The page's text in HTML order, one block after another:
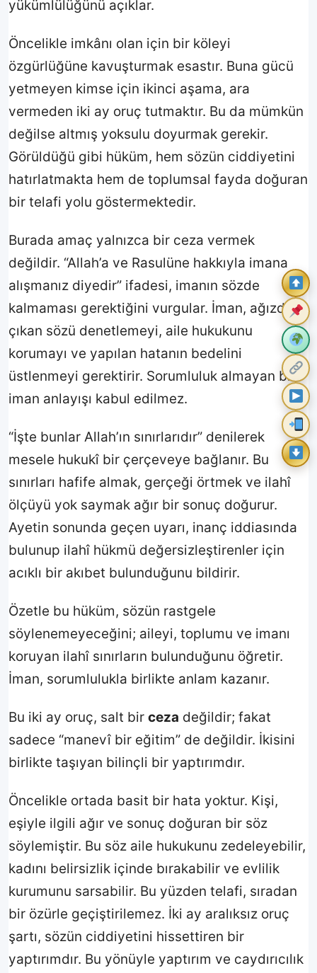
yükümlülüğünü açıklar.
Öncelikle imkânı olan için bir köleyi
özgürlüğüne kavuşturmak esastır. Buna gücü
yetmeyen kimse için ikinci aşama, ara
vermeden iki ay oruç tutmaktır. Bu da mümkün
değilse altmış yoksulu doyurmak gerekir.
Görüldüğü gibi hüküm, hem sözün ciddiyetini
hatırlatmakta hem de toplumsal fayda doğuran
bir telafi yolu göstermektedir.
Burada amaç yalnızca bir ceza vermek
değildir. “Allah’a ve Rasulüne hakkıyla imana
alışmanız diyedir” ifadesi, imanın sözde
kalmaması gerektiğini vurgular. İman, ağızdan
çıkan sözü denetlemeyi, aile hukukunu
korumayı ve yapılan hatanın bedelini
üstlenmeyi gerektirir. Sorumluluk almayan bir
iman anlayışı kabul edilmez.
“İşte bunlar Allah’ın sınırlarıdır” denilerek
mesele hukukî bir çerçeveye bağlanır. Bu
sınırları hafife almak, gerçeği örtmek ve ilahî
ölçüyü yok saymak ağır bir sonuç doğurur.
Ayetin sonunda geçen uyarı, inanç iddiasında
bulunup ilahî hükmü değersizleştirenler için
acıklı bir akıbet bulunduğunu bildirir.
Özetle bu hüküm, sözün rastgele
söylenemeyeceğini; aileyi, toplumu ve imanı
koruyan ilahî sınırların bulunduğunu öğretir.
İman, sorumlulukla birlikte anlam kazanır.
Bu iki ay oruç, salt bir ceza değildir; fakat
sadece “manevî bir eğitim” de değildir. İkisini
birlikte taşıyan bilinçli bir yaptırımdır.
Öncelikle ortada basit bir hata yoktur. Kişi,
eşiyle ilgili ağır ve sonuç doğuran bir söz
söylemiştir. Bu söz aile hukukunu zedeleyebilir,
kadını belirsizlik içinde bırakabilir ve evlilik
kurumunu sarsabilir. Bu yüzden telafi, sıradan
bir özürle geçiştirilemez. İki ay aralıksız oruç
şartı, sözün ciddiyetini hissettiren bir
yaptırımdır. Bu yönüyle yaptırım ve caydırıcılık
Paylaşım Atlası
Bugün Son 7 Gün
Son 30 Gün
1
Alak
Bugün En Çok Kullanılan Kanallar
1 Bağlantıyı Kopyala
2 Facebook